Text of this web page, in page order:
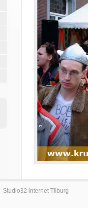
Studio32 internet Tilburg